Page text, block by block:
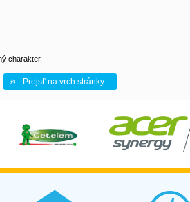
charakter.
Prejsť na vrch stránky...